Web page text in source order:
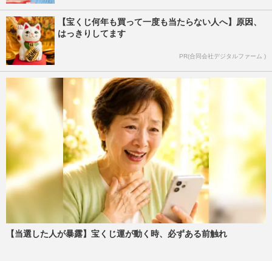
【宝くじ何年も買って一度も当たらない人へ】原因、
はっきりしてます
PR(合同会社デジタルファーム )
【当選した人が暴露】宝くじ運が動く時、必ずある前触れ